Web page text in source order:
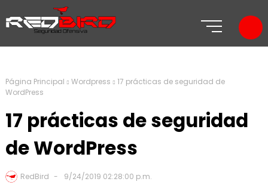
Página Principal Wordpress
17 prácticas de seguridad de
WordPress
17 prácticas de seguridad
de WordPress
RedBird 9/24/2019 02:28:00 p.m.